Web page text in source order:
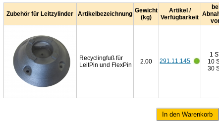
Zubehör für Leitzylinder Artikelbezeichnung Gewicht
(kg)
Artikel /
Verfügbarkeit
bei
von
Recyclingfuß für
LeitPin und FlexPin
2.00 291.11.145
1 ST
10
30